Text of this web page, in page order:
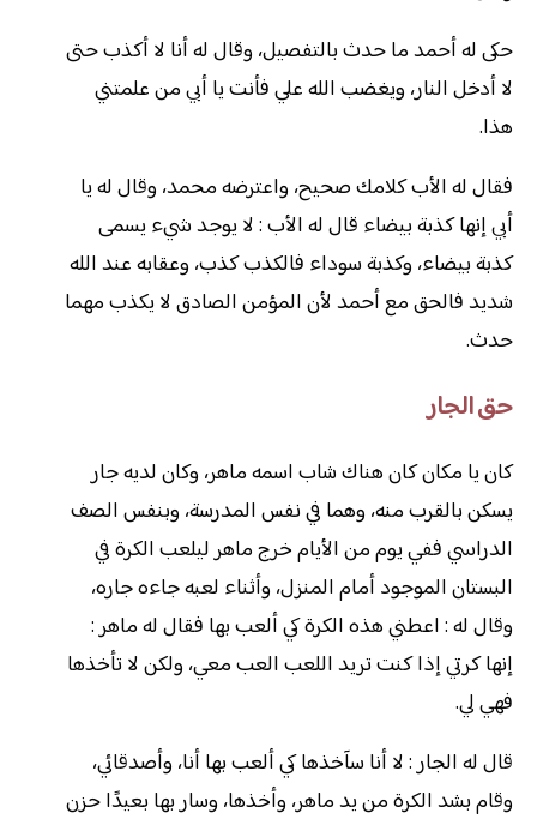
حكى له أحمد ما حدث بالتفصيل، وقال له أنا لا أكذب حتى
لا أدخل النار، ويغضب الله علي فأنت يا أبي من علمتني
هذا.
فقال له الأب كلامك صحيح، واعترضه محمد، وقال له يا
أبي إنها كذبة بيضاء قال له الأب : لا يوجد شيء يسمى
كذبة بيضاء، وكذبة سوداء فالكذب كذب، وعقابه عند الله
شديد فالحق مع أحمد لأن المؤمن الصادق لا يكذب مهما
حدث.
حق الجار
كان يا مكان كان هناك شاب اسمه ماهر، وكان لديه جار
يسكن بالقرب منه، وهما في نفس المدرسة، وبنفس الصف
الدراسي ففي يوم من الأيام خرج ماهر ليلعب الكرة في
البستان الموجود أمام المنزل، وأثناء لعبه جاءه جاره،
وقال له : اعطني هذه الكرة كي ألعب بها فقال له ماهر :
إنها كرتي إذا كنت تريد اللعب العب معي، ولكن لا تأخذها
فهي لي.
قال له الجار : لا أنا سآخذها كي ألعب بها أنا، وأصدقائي،
وقام بشد الكرة من يد ماهر، وأخذها، وسار بها بعيدًا حزن